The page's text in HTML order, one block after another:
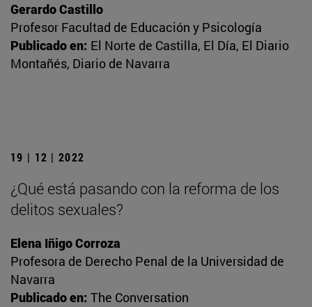
Gerardo Castillo
Profesor Facultad de Educación y Psicología
Publicado en: El Norte de Castilla, El Día, El Diario
Montañés, Diario de Navarra
19 | 12 | 2022
¿Qué está pasando con la reforma de los
delitos sexuales?
Elena Iñigo Corroza
Profesora de Derecho Penal de la Universidad de
Navarra
Publicado en: The Conversation